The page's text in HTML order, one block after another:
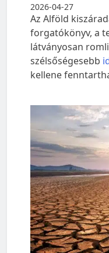
2026-04-27
Az Alföld
forgatókönyv, a
látványosan
szélsőségesebb
kellene